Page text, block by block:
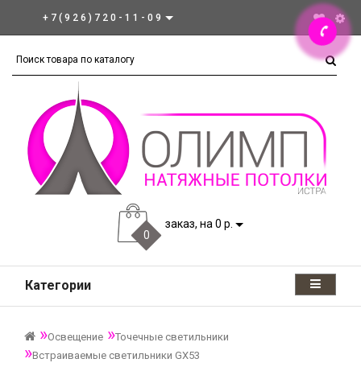
+7(926)720-11-09
0
заказ, на 0 р.
Категории
Освещение
Точечные светильники
Встраиваемые светильники GX53